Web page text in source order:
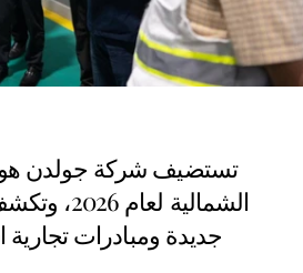
تستضيف شركة جولدن
الشمالية
جديدة ومبادرات تجارية